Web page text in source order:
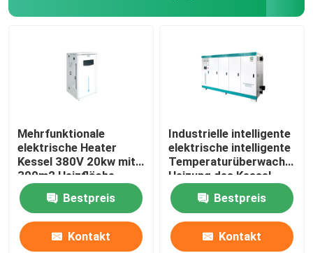
Mehrfunktionale
elektrische Heater
Kessel 380V 20kw mit
300m2 Heizfläche
Bestpreis
Kontakt
Industrielle intelligente
elektrische intelligente
Heizung des Kessel-
700KW
Bestpreis
Kontakt